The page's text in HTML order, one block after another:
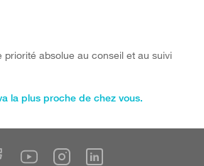
priorité absolue au conseil et au suivi
la plus proche de chez vous.